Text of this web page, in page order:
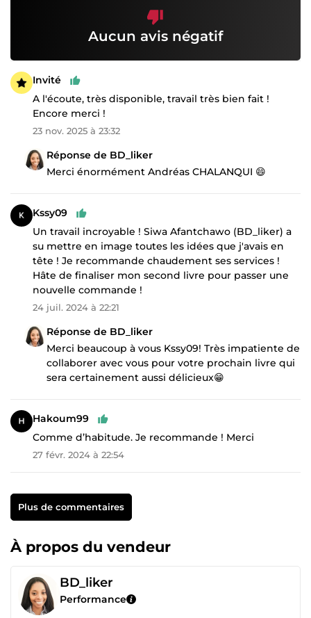
Aucun avis négatif
Invité
A l'écoute, très disponible, travail très bien fait !
Encore merci !
23 nov. 2025 à 23:32
Réponse de BD_liker
Merci énormément Andréas CHALANQUI 😄
Kssy09
Un travail incroyable ! Siwa Afantchawo (BD_liker) a
su mettre en image toutes les idées que j'avais en
tête ! Je recommande chaudement ses services !
Hâte de finaliser mon second livre pour passer une
nouvelle commande !
24 juil. 2024 à 22:21
Réponse de BD_liker
Merci beaucoup à vous Kssy09! Très impatiente de
collaborer avec vous pour votre prochain livre qui
sera certainement aussi délicieux😁
Hakoum99
Comme d’habitude. Je recommande ! Merci
27 févr. 2024 à 22:54
Plus de commentaires
À propos du vendeur
BD_liker
Performance